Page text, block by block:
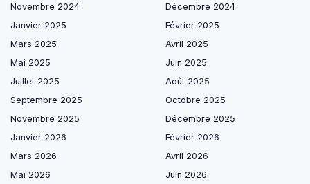
Novembre 2024
Décembre 2024
Janvier 2025
Février 2025
Mars 2025
Avril 2025
Mai 2025
Juin 2025
Juillet 2025
Août 2025
Septembre 2025
Octobre 2025
Novembre 2025
Décembre 2025
Janvier 2026
Février 2026
Mars 2026
Avril 2026
Mai 2026
Juin 2026